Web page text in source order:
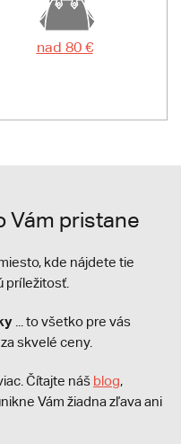
nad 80 €
Vám pristane
kde nájdete tie
príležitosť.
... to všetko pre vás
skvelé ceny.
Čítajte náš blog,
Vám žiadna zľava ani